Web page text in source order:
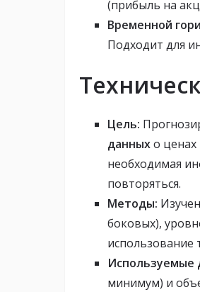
(прибыль на
Временной
Подходит для
Цель:
данныхо ценах
необходимая
повторяться.
Методы:
боковых),
использование
Используемые
минимум) и